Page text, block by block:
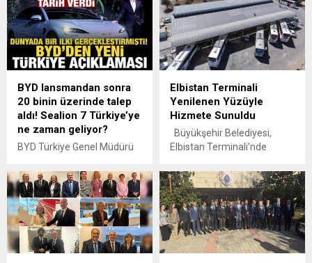
BYD lansmandan sonra
20 binin üzerinde talep
aldı! Sealion 7 Türkiye’ye
ne zaman geliyor?
BYD Türkiye Genel Müdürü
Türkiye'de 15 Kasım'da
gerçekleştirilen yeni model
tanıtımlarının ardından 20
binin üzerinde sipariş
aldığını açıkladı. Ergun, Çinli
devin SUV modeli SEALION
Elbistan Terminali
Yenilenen Yüzüyle
Hizmete Sunuldu
Büyükşehir Belediyesi,
Elbistan Terminali’nde
ve yenileme çalışmalarını
tamamladı. İç ve dış
mekânlarıyla tamamen
düzenlenen terminal,
modern tasarımı, güvenli
yapısı ve sosyal donatılarıyla